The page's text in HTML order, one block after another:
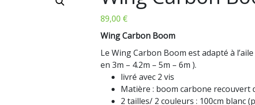
89,00 €
Wing Carbon Boom
Le Wing Carbon Boom est adapté à
en 3m – 4.2m – 5m – 6m ).
livré avec 2 vis
Matière : boom carbone recouvert
2 tailles/ 2 couleurs : 100cm blanc